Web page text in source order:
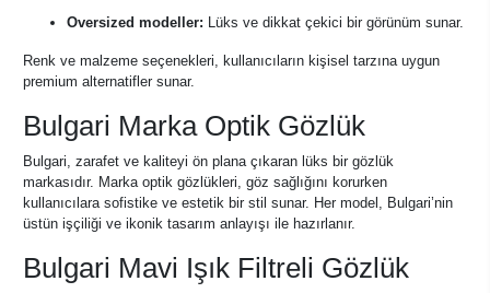
Oversized modeller: Lüks ve dikkat çekici bir görünüm sunar.
Renk ve malzeme seçenekleri, kullanıcıların kişisel tarzına uygun
premium alternatifler sunar.
Bulgari Marka Optik Gözlük
Bulgari, zarafet ve kaliteyi ön plana çıkaran lüks bir gözlük
markasıdır. Marka optik gözlükleri, göz sağlığını korurken
kullanıcılara sofistike ve estetik bir stil sunar. Her model, Bulgari’nin
üstün işçiliği ve ikonik tasarım anlayışı ile hazırlanır.
Bulgari Mavi Işık Filtreli Gözlük